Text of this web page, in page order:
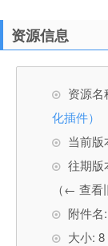
资源信息
资源名
化插件）
当前版
往期版
（← 查看
附件名
大小: